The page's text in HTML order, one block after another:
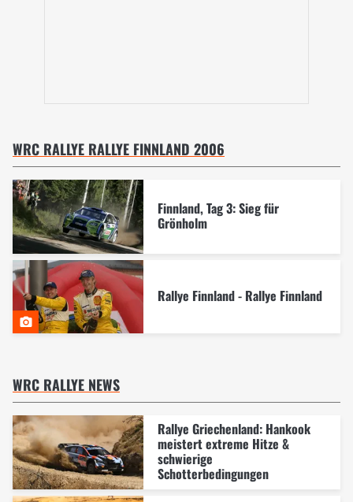
WRC RALLYE RALLYE FINNLAND 2006
Finnland, Tag 3: Sieg für
Grönholm
Rallye Finnland - Rallye Finnland
WRC RALLYE NEWS
Rallye Griechenland: Hankook
meistert extreme Hitze &
schwierige
Schotterbedingungen